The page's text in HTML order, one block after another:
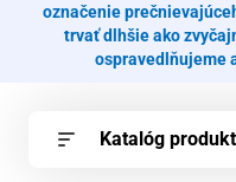
označenie
trvať dlhšie ako
ospravedlňujeme
Katalóg